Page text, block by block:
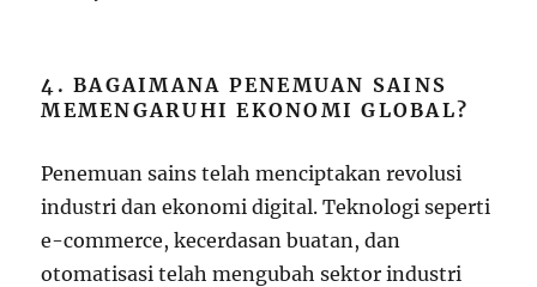
4. BAGAIMANA PENEMUAN SAINS
MEMENGARUHI EKONOMI GLOBAL?
Penemuan sains telah menciptakan revolusi
industri dan ekonomi digital. Teknologi seperti
e-commerce, kecerdasan buatan, dan
otomatisasi telah mengubah sektor industri